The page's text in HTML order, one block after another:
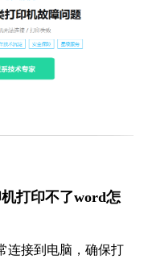
打印不了word怎
连接到电脑，确保打